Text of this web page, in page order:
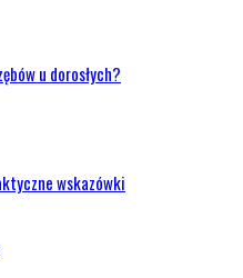
u dorosłych?
wskazówki